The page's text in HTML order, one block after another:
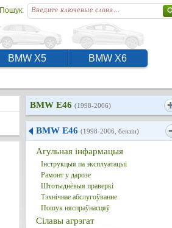
Пошук:
BMW X5 BMW X6
BMW E46 (1998-2006)
BMW E46 (1998-2006, бензін)
Агульная інфармацыя
Інструкцыя па эксплуатацыі
Рамонт у дарозе
Штотыднёвыя праверкі
Тэхнічнае абслугоўванне
Пошук няспраўнасцяў
Сілавы агрэгат